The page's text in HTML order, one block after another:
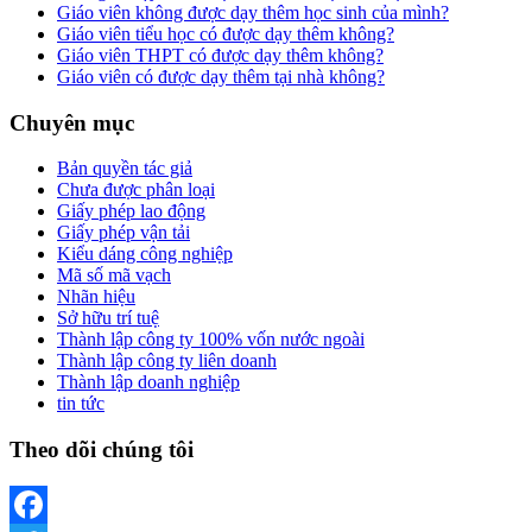
Giáo viên không được dạy thêm học sinh của mình?
Giáo viên tiểu học có được dạy thêm không?
Giáo viên THPT có được dạy thêm không?
Giáo viên có được dạy thêm tại nhà không?
Chuyên mục
Bản quyền tác giả
Chưa được phân loại
Giấy phép lao động
Giấy phép vận tải
Kiểu dáng công nghiệp
Mã số mã vạch
Nhãn hiệu
Sở hữu trí tuệ
Thành lập công ty 100% vốn nước ngoài
Thành lập công ty liên doanh
Thành lập doanh nghiệp
tin tức
Theo dõi chúng tôi